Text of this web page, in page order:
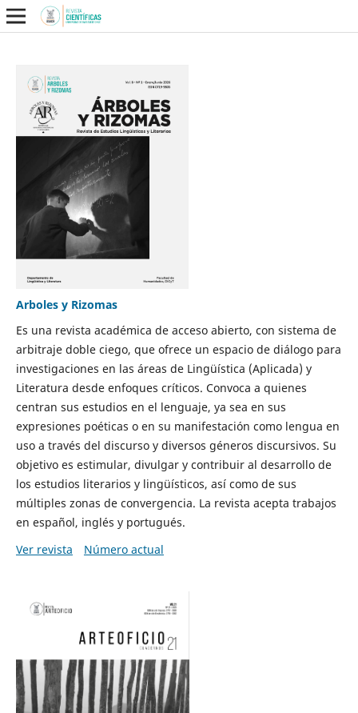
Arboles y Rizomas
Es una revista académica de acceso abierto, con sistema de
arbitraje doble ciego, que ofrece un espacio de diálogo para
investigaciones en las áreas de Lingüística (Aplicada) y
Literatura desde enfoques críticos. Convoca a quienes
centran sus estudios en el lenguaje, ya sea en sus
expresiones poéticas o en su manifestación como lengua en
uso a través del discurso y diversos géneros discursivos. Su
objetivo es estimular, divulgar y contribuir al desarrollo de
los estudios literarios y lingüísticos, así como de sus
múltiples zonas de convergencia. La revista acepta trabajos
en español, inglés y portugués.
Ver revista
Número actual